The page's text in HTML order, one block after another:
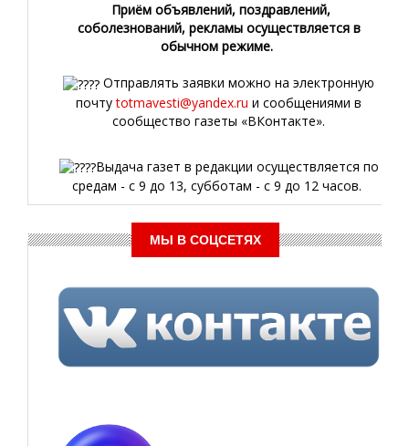
Приём объявлений, поздравлений,
соболезнований, рекламы осуществляется в
обычном режиме.
Отправлять заявки можно на электронную
почтуtotmavesti@yandex.ru и сообщениями в
сообщество газеты «ВКонтакте».
Выдача газет в редакции осуществляется по
средам - с 9 до 13, субботам - с 9 до 12 часов.
МЫ В СОЦСЕТЯХ